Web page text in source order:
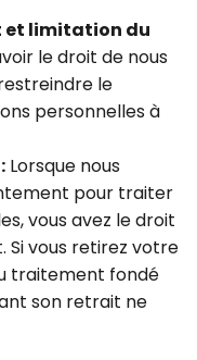
et limitation du
le droit de nous
le
personnelles à
Lorsque nous
pour traiter
vous avez le droit
vous retirez votre
traitement fondé
son retrait ne